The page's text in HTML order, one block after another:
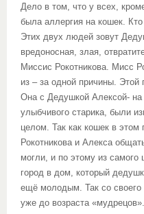
Дело в том, что у всех,
была аллергия на кошек.
Этих двух людей зовут
вредоносная, злая,
Миссис Рокотникова. Мисс
из – за одной причины. Этой
Она с Дедушкой Алексой- на
улыбчивого старика, были
целом. Так как кошек в этом
Рокотникова и Алекса
могли, и по этому из самого
город в дом, который
ещё молодым. Так со своего
уже до возраста